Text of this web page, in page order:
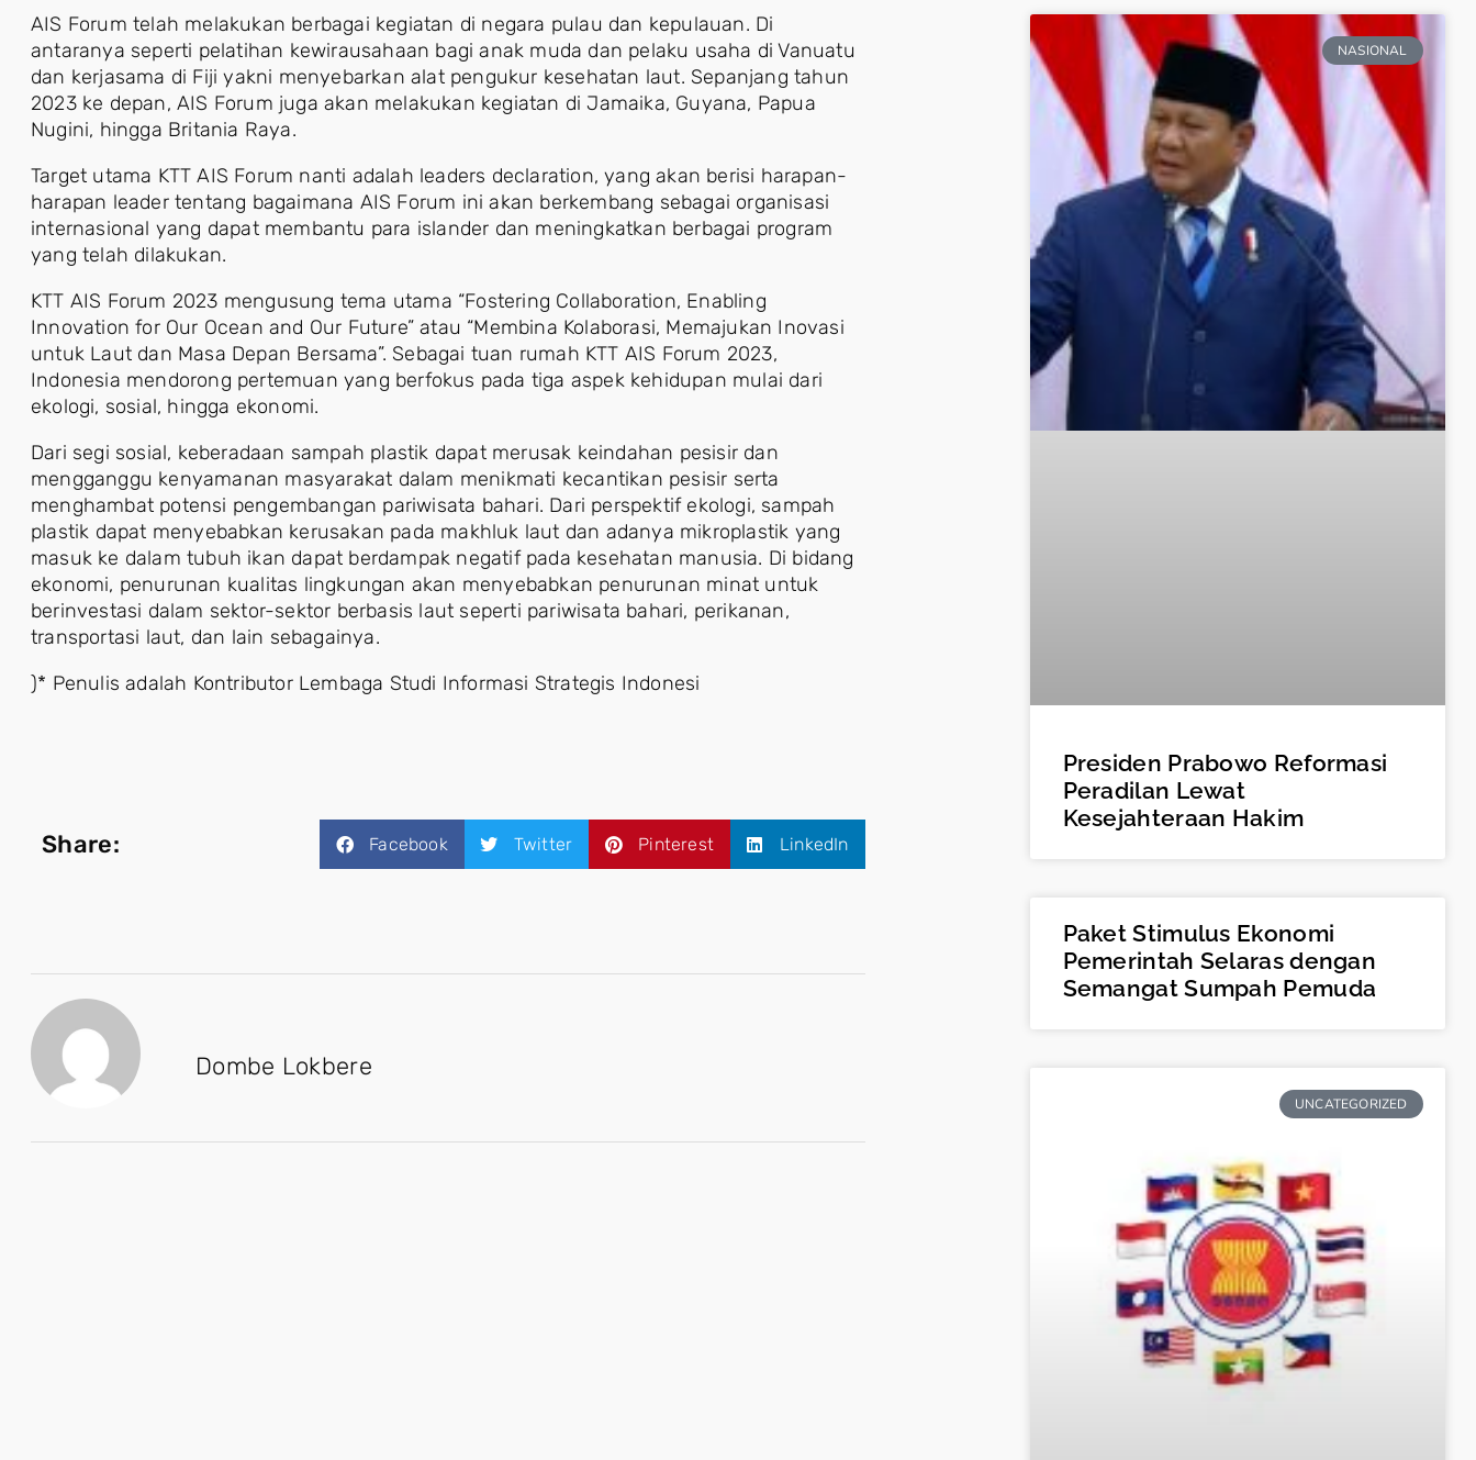
AIS Forum telah melakukan berbagai kegiatan di negara pulau dan kepulauan. Di
antaranya seperti pelatihan kewirausahaan bagi anak muda dan pelaku usaha di Vanuatu
dan kerjasama di Fiji yakni menyebarkan alat pengukur kesehatan laut. Sepanjang tahun
2023 ke depan, AIS Forum juga akan melakukan kegiatan di Jamaika, Guyana, Papua
Nugini, hingga Britania Raya.
Target utama KTT AIS Forum nanti adalah leaders declaration, yang akan berisi harapan-
harapan leader tentang bagaimana AIS Forum ini akan berkembang sebagai organisasi
internasional yang dapat membantu para islander dan meningkatkan berbagai program
yang telah dilakukan.
KTT AIS Forum 2023 mengusung tema utama “Fostering Collaboration, Enabling
Innovation for Our Ocean and Our Future” atau “Membina Kolaborasi, Memajukan Inovasi
untuk Laut dan Masa Depan Bersama”. Sebagai tuan rumah KTT AIS Forum 2023,
Indonesia mendorong pertemuan yang berfokus pada tiga aspek kehidupan mulai dari
ekologi, sosial, hingga ekonomi.
Dari segi sosial, keberadaan sampah plastik dapat merusak keindahan pesisir dan
mengganggu kenyamanan masyarakat dalam menikmati kecantikan pesisir serta
menghambat potensi pengembangan pariwisata bahari. Dari perspektif ekologi, sampah
plastik dapat menyebabkan kerusakan pada makhluk laut dan adanya mikroplastik yang
masuk ke dalam tubuh ikan dapat berdampak negatif pada kesehatan manusia. Di bidang
ekonomi, penurunan kualitas lingkungan akan menyebabkan penurunan minat untuk
berinvestasi dalam sektor-sektor berbasis laut seperti pariwisata bahari, perikanan,
transportasi laut, dan lain sebagainya.
)* Penulis adalah Kontributor Lembaga Studi Informasi Strategis Indonesi
Share: Facebook Twitter Pinterest LinkedIn
Dombe Lokbere
NASIONAL
Presiden Prabowo Reformasi
Peradilan Lewat
Kesejahteraan Hakim
Paket Stimulus Ekonomi
Pemerintah Selaras dengan
Semangat Sumpah Pemuda
UNCATEGORIZED